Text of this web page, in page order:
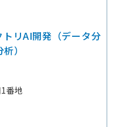
トリAI開発（データ分
）
番地